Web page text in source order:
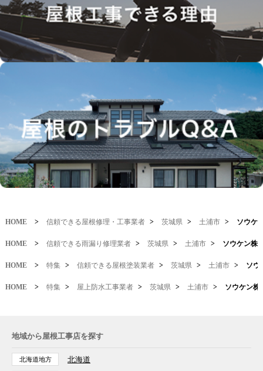
HOME > 信頼できる屋根修理・工事業者 > 茨城県 > 土浦市 > ソウケ
HOME > 信頼できる雨漏り修理業者 > 茨城県 > 土浦市 > ソウケン株
HOME > 特集 > 信頼できる屋根塗装業者 > 茨城県 > 土浦市 > ソウ
HOME > 特集 > 屋上防水工事業者 > 茨城県 > 土浦市 > ソウケン株
地域から屋根工事店を探す
北海道地方 北海道